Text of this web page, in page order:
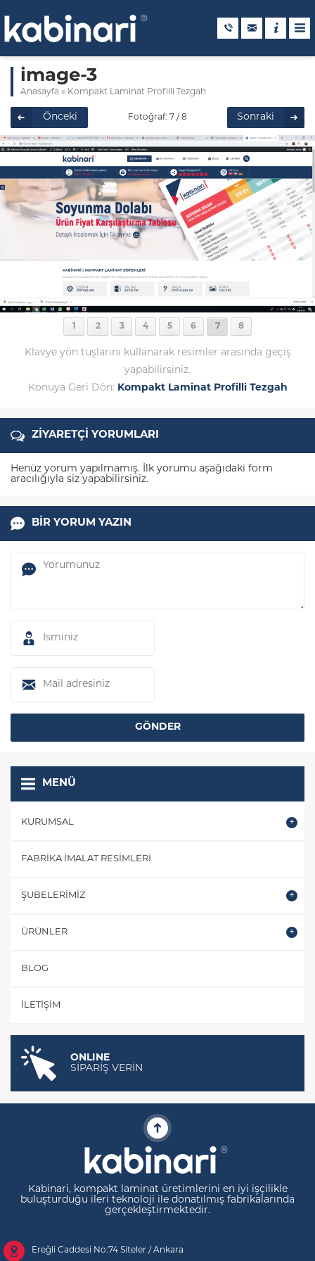
image-3
Anasayfa » Kompakt Laminat Profilli Tezgah
Önceki Fotoğraf: 7 / 8 Sonraki
1 2 3 4 5 6 7 8
Klavye yön tuşlarını kullanarak resimler arasında geçiş
yapabilirsiniz.
Konuya Geri Dön: Kompakt Laminat Profilli Tezgah
ZİYARETÇİ YORUMLARI
Henüz yorum yapılmamış. İlk yorumu aşağıdaki form
aracılığıyla siz yapabilirsiniz.
BİR YORUM YAZIN
MENÜ
KURUMSAL
FABRIKA İMALAT RESIMLERI
ŞUBELERIMIZ
ÜRÜNLER
BLOG
İLETIŞIM
ONLINE
SİPARİŞ VERİN
Kabinari, kompakt laminat üretimlerini en iyi işçilikle
buluşturduğu ileri teknoloji ile donatılmış fabrikalarında
gerçekleştirmektedir.
Ereğli Caddesi No:74 Siteler / Ankara